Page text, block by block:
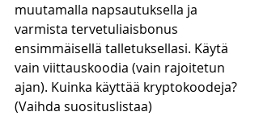
muutamalla napsautuksella ja
varmista tervetuliaisbonus
ensimmäisellä talletuksellasi. Käytä
vain viittauskoodia (vain rajoitetun
ajan). Kuinka käyttää kryptokoodeja?
(Vaihda suosituslistaa)